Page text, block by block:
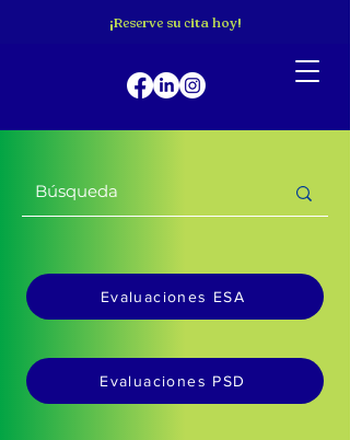
¡Reserve su cita hoy!
Evaluaciones ESA
Evaluaciones PSD